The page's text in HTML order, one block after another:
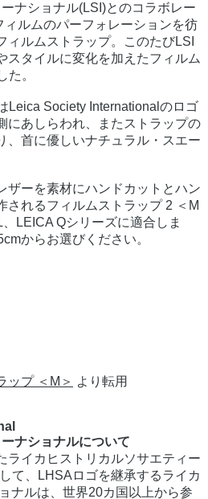
ナショナル(LSI)とのコラボレー
ィルムのパーフォレーションを彷
ィルムストラップ。このたびLSI
スタイルに変化を加えたフィルム
た。
Leica Society Internationalのロゴ
にあしらわれ、またストラップの
、首に優しいナチュラル・スエー
ザーを素材にハンドカットとハン
されるフィルムストラップ 2 ＜M
LEICA Qシリーズに適合しま
からお選びください。
ップ ＜M＞ より転用
ナショナルについて
ライカヒストリカルソサエティー
て、LHSAロゴを継承するライカ
ナルは、世界20カ国以上から参